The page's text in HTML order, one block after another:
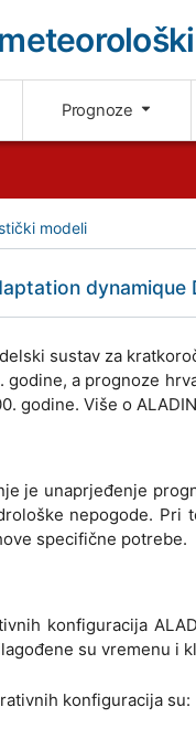
Prognoze
modeli
sustav za
godine, a prognoze
godine. Više o
je unaprjeđenje
nepogode.
specifične potrebe.
konfiguracija
su vremenu i
konfiguracija su: